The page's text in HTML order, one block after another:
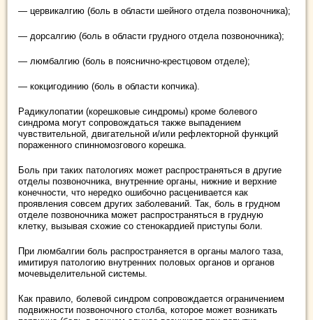
— цервикалгию (боль в области шейного отдела позвоночника);
— дорсалгию (боль в области грудного отдела позвоночника);
— люмбалгию (боль в пояснично-крестцовом отделе);
— кокцигодинию (боль в области копчика).
Радикулопатии (корешковые синдромы) кроме болевого
синдрома могут сопровождаться также выпадением
чувствительной, двигательной и/или рефлекторной функций
пораженного спинномозгового корешка.
Боль при таких патологиях может распространяться в другие
отделы позвоночника, внутренние органы, нижние и верхние
конечности, что нередко ошибочно расценивается как
проявления совсем других заболеваний. Так, боль в грудном
отделе позвоночника может распространяться в грудную
клетку, вызывая схожие со стенокардией приступы боли.
При люмбалгии боль распространяется в органы малого таза,
имитируя патологию внутренних половых органов и органов
мочевыделительной системы.
Как правило, болевой синдром сопровождается ограничением
подвижности позвоночного столба, которое может возникать